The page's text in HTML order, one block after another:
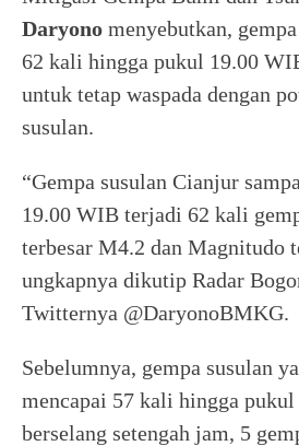
Daryono menyebutkan,
62 kali hingga pukul 19.00
untuk tetap waspada dengan
susulan.
“Gempa susulan Cianjur
19.00 WIB terjadi 62 kali
terbesar M4.2 dan Magnitudo
ungkapnya dikutip Radar
Twitternya @DaryonoBMKG.
Sebelumnya, gempa susulan
mencapai 57 kali hingga
berselang setengah jam, 5